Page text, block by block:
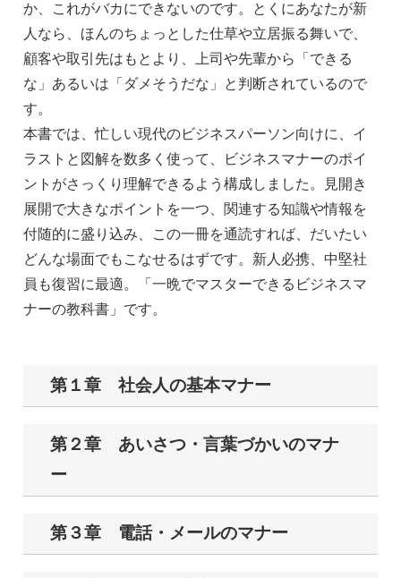
か、これがバカにできないのです。とくにあなたが新
人なら、ほんのちょっとした仕草や立居振る舞いで、
顧客や取引先はもとより、上司や先輩から「できる
な」あるいは「ダメそうだな」と判断されているので
す。
本書では、忙しい現代のビジネスパーソン向けに、イ
ラストと図解を数多く使って、ビジネスマナーのポイ
ントがさっくり理解できるよう構成しました。見開き
展開で大きなポイントを一つ、関連する知識や情報を
付随的に盛り込み、この一冊を通読すれば、だいたい
どんな場面でもこなせるはずです。新人必携、中堅社
員も復習に最適。「一晩でマスターできるビジネスマ
ナーの教科書」です。
第１章 社会人の基本マナー
第２章 あいさつ・言葉づかいのマナ
ー
第３章 電話・メールのマナー